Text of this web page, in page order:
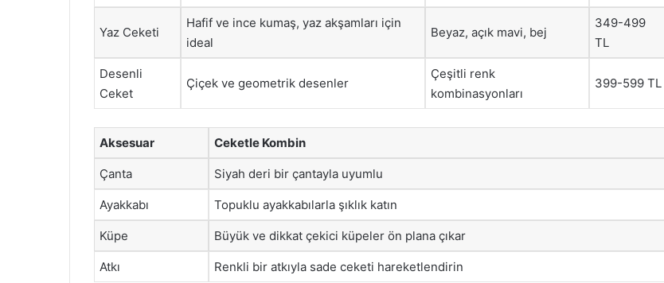
Yaz Ceketi
Hafif ve ince kumaş, yaz akşamları için
ideal
Beyaz, açık mavi, bej
349-499
TL
Desenli
Ceket
Çiçek ve geometrik desenler
Çeşitli renk
kombinasyonları
399-599 TL
Aksesuar Ceketle Kombin
Çanta Siyah deri bir çantayla uyumlu
Ayakkabı Topuklu ayakkabılarla şıklık katın
Küpe Büyük ve dikkat çekici küpeler ön plana çıkar
Atkı Renkli bir atkıyla sade ceketi hareketlendirin